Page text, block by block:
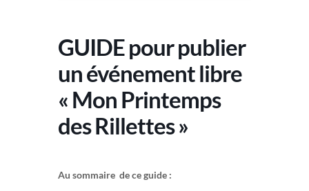
GUIDE pour publier
un événement libre
« Mon Printemps
des Rillettes »
Au sommaire de ce guide :